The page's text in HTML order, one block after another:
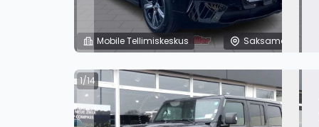
Mobile Tellimiskeskus Saksamaa
1/14